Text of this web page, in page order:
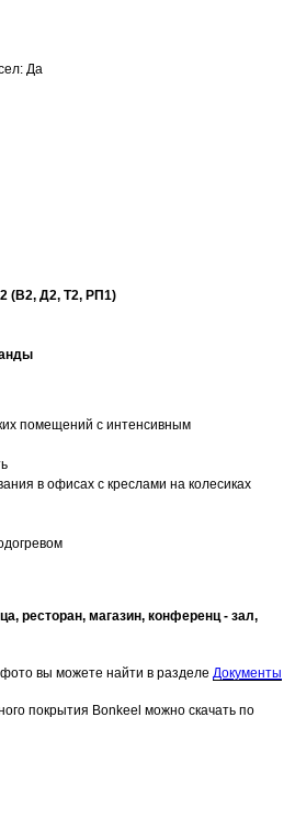
Да
(В2, Д2, Т2, РП1)
помещений с интенсивным
в офисах с креслами на колесиках
ресторан, магазин, конференц - зал,
вы можете найти в разделе Документы
покрытия Bonkeel можно скачать по